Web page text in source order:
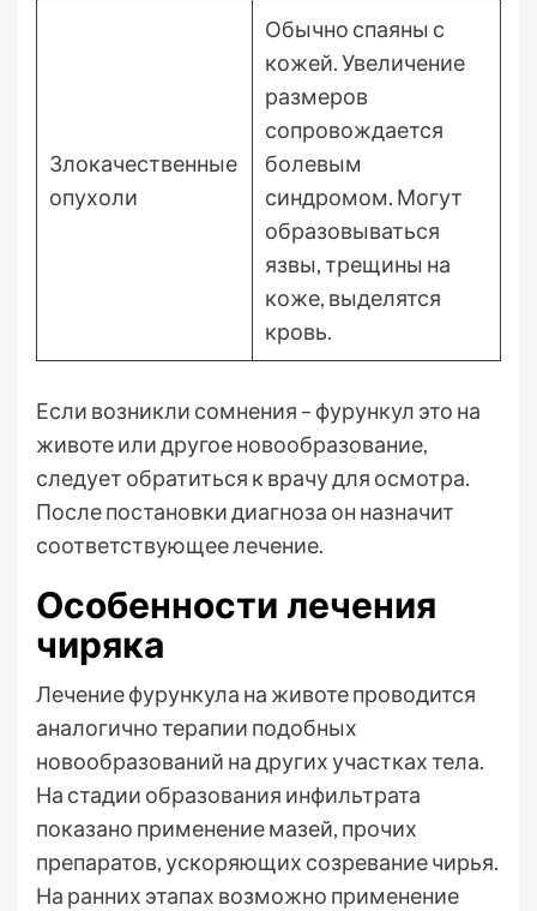
Злокачественные
опухоли
Обычно спаяны с
кожей. Увеличение
размеров
сопровождается
болевым
синдромом. Могут
образовываться
язвы, трещины на
коже, выделятся
кровь.
Если возникли сомнения – фурункул это на
животе или другое новообразование,
следует обратиться к врачу для осмотра.
После постановки диагноза он назначит
соответствующее лечение.
Особенности лечения
чиряка
Лечение фурункула на животе проводится
аналогично терапии подобных
новообразований на других участках тела.
На стадии образования инфильтрата
показано применение мазей, прочих
препаратов, ускоряющих созревание чирья.
На ранних этапах возможно применение